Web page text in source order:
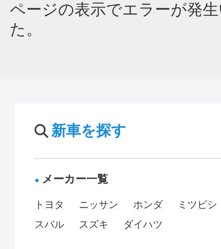
ページの表示でエラーが発
た。
新車を探す
メーカー一覧
トヨタ ニッサン ホンダ
ミツビシ
スバル
スズキ ダイハツ